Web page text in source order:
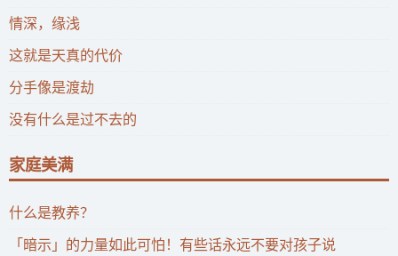
情深，缘浅
这就是天真的代价
分手像是渡劫
没有什么是过不去的
家庭美满
什么是教养？
「暗示」的力量如此可怕！有些话永远不要对孩子说